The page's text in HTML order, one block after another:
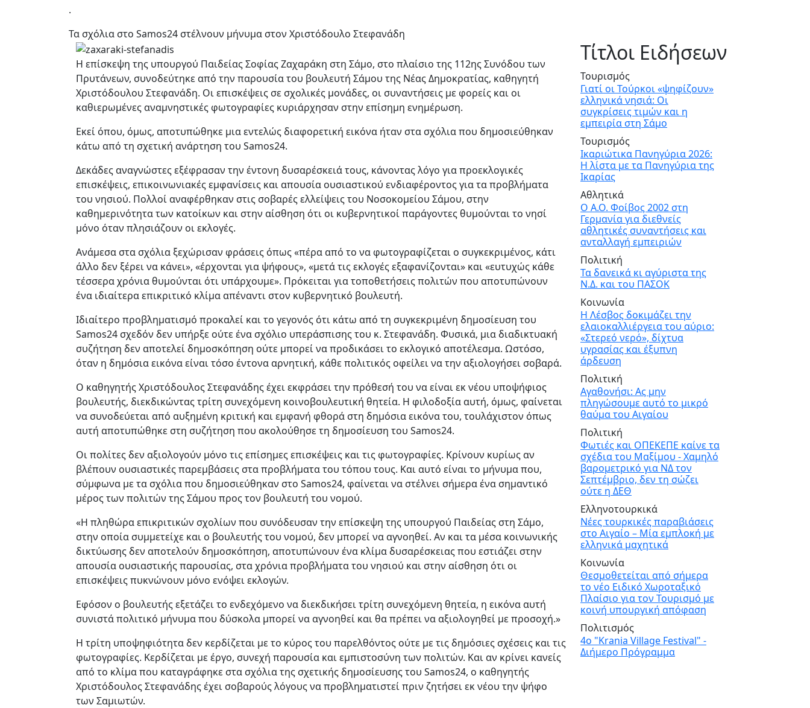
.
Τα σχόλια στο Samos24 στέλνουν μήνυμα στον Χριστόδουλο Στεφανάδη
Η επίσκεψη της υπουργού Παιδείας Σοφίας Ζαχαράκη στη Σάμο, στο πλαίσιο της 112ης Συνόδου των
Πρυτάνεων, συνοδεύτηκε από την παρουσία του βουλευτή Σάμου της Νέας Δημοκρατίας, καθηγητή
Χριστόδουλου Στεφανάδη. Οι επισκέψεις σε σχολικές μονάδες, οι συναντήσεις με φορείς και οι
καθιερωμένες αναμνηστικές φωτογραφίες κυριάρχησαν στην επίσημη ενημέρωση.
Εκεί όπου, όμως, αποτυπώθηκε μια εντελώς διαφορετική εικόνα ήταν στα σχόλια που δημοσιεύθηκαν
κάτω από τη σχετική ανάρτηση του Samos24.
Δεκάδες αναγνώστες εξέφρασαν την έντονη δυσαρέσκειά τους, κάνοντας λόγο για προεκλογικές
επισκέψεις, επικοινωνιακές εμφανίσεις και απουσία ουσιαστικού ενδιαφέροντος για τα προβλήματα
του νησιού. Πολλοί αναφέρθηκαν στις σοβαρές ελλείψεις του Νοσοκομείου Σάμου, στην
καθημερινότητα των κατοίκων και στην αίσθηση ότι οι κυβερνητικοί παράγοντες θυμούνται το νησί
μόνο όταν πλησιάζουν οι εκλογές.
Ανάμεσα στα σχόλια ξεχώρισαν φράσεις όπως «πέρα από το να φωτογραφίζεται ο συγκεκριμένος, κάτι
άλλο δεν ξέρει να κάνει», «έρχονται για ψήφους», «μετά τις εκλογές εξαφανίζονται» και «ευτυχώς κάθε
τέσσερα χρόνια θυμούνται ότι υπάρχουμε». Πρόκειται για τοποθετήσεις πολιτών που αποτυπώνουν
ένα ιδιαίτερα επικριτικό κλίμα απέναντι στον κυβερνητικό βουλευτή.
Ιδιαίτερο προβληματισμό προκαλεί και το γεγονός ότι κάτω από τη συγκεκριμένη δημοσίευση του
Samos24 σχεδόν δεν υπήρξε ούτε ένα σχόλιο υπεράσπισης του κ. Στεφανάδη. Φυσικά, μια διαδικτυακή
συζήτηση δεν αποτελεί δημοσκόπηση ούτε μπορεί να προδικάσει το εκλογικό αποτέλεσμα. Ωστόσο,
όταν η δημόσια εικόνα είναι τόσο έντονα αρνητική, κάθε πολιτικός οφείλει να την αξιολογήσει σοβαρά.
Ο καθηγητής Χριστόδουλος Στεφανάδης έχει εκφράσει την πρόθεσή του να είναι εκ νέου υποψήφιος
βουλευτής, διεκδικώντας τρίτη συνεχόμενη κοινοβουλευτική θητεία. Η φιλοδοξία αυτή, όμως, φαίνεται
να συνοδεύεται από αυξημένη κριτική και εμφανή φθορά στη δημόσια εικόνα του, τουλάχιστον όπως
αυτή αποτυπώθηκε στη συζήτηση που ακολούθησε τη δημοσίευση του Samos24.
Οι πολίτες δεν αξιολογούν μόνο τις επίσημες επισκέψεις και τις φωτογραφίες. Κρίνουν κυρίως αν
βλέπουν ουσιαστικές παρεμβάσεις στα προβλήματα του τόπου τους. Και αυτό είναι το μήνυμα που,
σύμφωνα με τα σχόλια που δημοσιεύθηκαν στο Samos24, φαίνεται να στέλνει σήμερα ένα σημαντικό
μέρος των πολιτών της Σάμου προς τον βουλευτή του νομού.
«Η πληθώρα επικριτικών σχολίων που συνόδευσαν την επίσκεψη της υπουργού Παιδείας στη Σάμο,
στην οποία συμμετείχε και ο βουλευτής του νομού, δεν μπορεί να αγνοηθεί. Αν και τα μέσα κοινωνικής
δικτύωσης δεν αποτελούν δημοσκόπηση, αποτυπώνουν ένα κλίμα δυσαρέσκειας που εστιάζει στην
απουσία ουσιαστικής παρουσίας, στα χρόνια προβλήματα του νησιού και στην αίσθηση ότι οι
επισκέψεις πυκνώνουν μόνο ενόψει εκλογών.
Εφόσον ο βουλευτής εξετάζει το ενδεχόμενο να διεκδικήσει τρίτη συνεχόμενη θητεία, η εικόνα αυτή
συνιστά πολιτικό μήνυμα που δύσκολα μπορεί να αγνοηθεί και θα πρέπει να αξιολογηθεί με προσοχή.»
Η τρίτη υποψηφιότητα δεν κερδίζεται με το κύρος του παρελθόντος ούτε με τις δημόσιες σχέσεις και τις
φωτογραφίες. Κερδίζεται με έργο, συνεχή παρουσία και εμπιστοσύνη των πολιτών. Και αν κρίνει κανείς
από το κλίμα που καταγράφηκε στα σχόλια της σχετικής δημοσίευσης του Samos24, ο καθηγητής
Χριστόδουλος Στεφανάδης έχει σοβαρούς λόγους να προβληματιστεί πριν ζητήσει εκ νέου την ψήφο
των Σαμιωτών.
Τίτλοι Ειδήσεων
Τουρισμός
Γιατί οι Τούρκοι «ψηφίζουν»
ελληνικά νησιά: Οι
συγκρίσεις τιμών και η
εμπειρία στη Σάμο
Τουρισμός
Ικαριώτικα Πανηγύρια 2026:
Η λίστα με τα Πανηγύρια της
Ικαρίας
Αθλητικά
Ο Α.Ο. Φοίβος 2002 στη
Γερμανία για διεθνείς
αθλητικές συναντήσεις και
ανταλλαγή εμπειριών
Πολιτική
Τα δανεικά κι αγύριστα της
Ν.Δ. και του ΠΑΣΟΚ
Κοινωνία
Η Λέσβος δοκιμάζει την
ελαιοκαλλιέργεια του αύριο:
«Στερεό νερό», δίχτυα
υγρασίας και έξυπνη
άρδευση
Πολιτική
Αγαθονήσι: Ας μην
πληγώσουμε αυτό το μικρό
θαύμα του Αιγαίου
Πολιτική
Φωτιές και ΟΠΕΚΕΠΕ καίνε τα
σχέδια του Μαξίμου - Χαμηλό
βαρομετρικό για ΝΔ τον
Σεπτέμβριο, δεν τη σώζει
ούτε η ΔΕΘ
Ελληνοτουρκικά
Νέες τουρκικές παραβιάσεις
στο Αιγαίο – Μία εμπλοκή με
ελληνικά μαχητικά
Κοινωνία
Θεσμοθετείται από σήμερα
το νέο Ειδικό Χωροταξικό
Πλαίσιο για τον Τουρισμό με
κοινή υπουργική απόφαση
Πολιτισμός
4ο "Krania Village Festival" -
Διήμερο Πρόγραμμα